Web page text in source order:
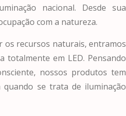
nacional. Desde sua
com a natureza.
os recursos naturais, entramos
totalmente em LED. Pensando
nossos produtos tem
se trata de iluminação